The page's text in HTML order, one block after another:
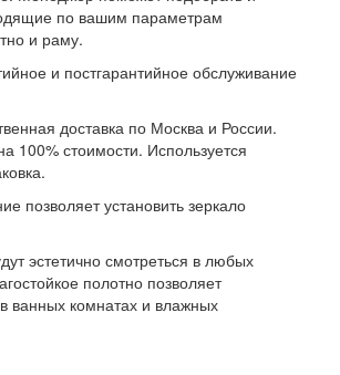
по вашим параметрам
и раму.
и постгарантийное обслуживание
доставка по Москва и России.
100% стоимости. Используется
позволяет установить зеркало
эстетично смотреться в любых
полотно позволяет
ванных комнатах и влажных